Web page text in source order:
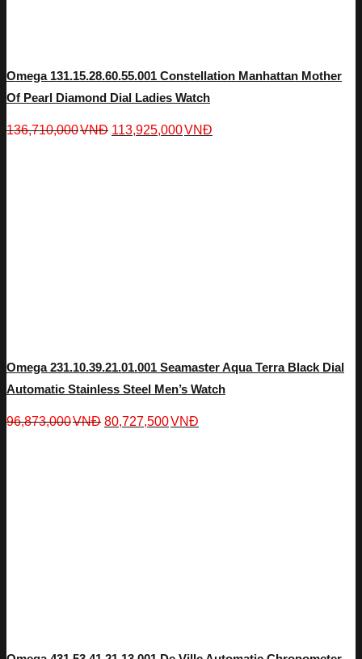
Omega 131.15.28.60.55.001 Constellation Manhattan Mother
Of Pearl Diamond Dial Ladies Watch
136,710,000VNĐ 113,925,000VNĐ
Omega 231.10.39.21.01.001 Seamaster Aqua Terra Black Dial
Automatic Stainless Steel Men’s Watch
96,873,000VNĐ 80,727,500VNĐ